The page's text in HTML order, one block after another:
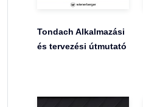
Tondach Alkalmazási
és tervezési útmutató